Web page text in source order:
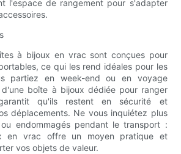
l'espace de rangement pour s'adapter
à bijoux en vrac sont conçues pour
ce qui les rend idéales pour les
partiez en week-end ou en voyage
boîte à bijoux dédiée pour ranger
qu'ils restent en sécurité et
déplacements. Ne vous inquiétez plus
endommagés pendant le transport :
en vrac offre un moyen pratique et
vos objets de valeur.